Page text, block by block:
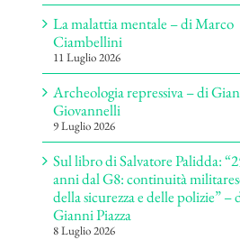
La malattia mentale – di Marco
Ciambellini
11 Luglio 2026
Archeologia repressiva – di
Giovannelli
9 Luglio 2026
Sul libro di Salvatore Palidda:
anni dal G8: continuità
della sicurezza e delle polizie” –
Gianni Piazza
8 Luglio 2026